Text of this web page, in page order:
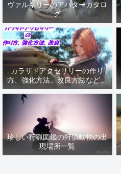
ヴァルキリーのアバターカタロ
グ
カラザドアクセサリーの作り
方、強化方法、改良方法などま
とめ【黒い砂漠冒険日誌１４１
珍しい狩猟図鑑の狩猟動物の出
現場所一覧